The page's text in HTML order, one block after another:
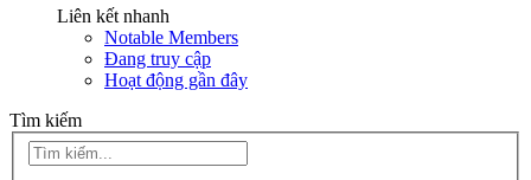
Liên kết nhanh
Notable Members
Đang truy cập
Hoạt động gần đây
Tìm kiếm